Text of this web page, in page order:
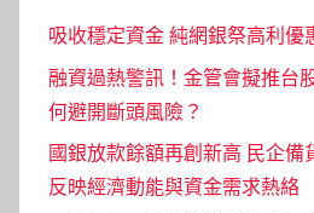
吸收穩定資金 純網銀祭高利優
融資過熱警訊！金管會擬推台
何避開斷頭風險？
國銀放款餘額再創新高 民企備
反映經濟動能與資金需求熱絡